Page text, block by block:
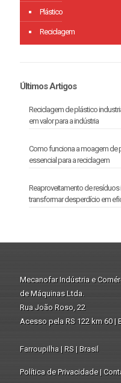
Plástico
Reciclagem
Últimos Artigos
Reciclagem de plástico
em valor para a indústria
Como funciona a moagem de
essencial para a reciclagem
Reaproveitamento de
transformar desperdício em
Mecanofar Indústria e
de Máquinas Ltda.
Rua João Roso, 22
Acesso pela RS 122 km 60 |
Farroupilha | RS | Brasil
Política de Privacidade|